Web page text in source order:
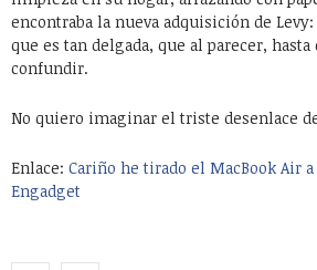
encontraba la nueva adquisición de Levy:
que es tan delgada, que al parecer, hasta
confundir.
No quiero imaginar el triste desenlace
Enlace: Cariño he tirado el MacBook Air
Engadget